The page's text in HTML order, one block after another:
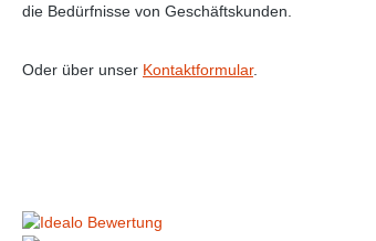
die Bedürfnisse von Geschäftskunden.
Oder über unser Kontaktformular.